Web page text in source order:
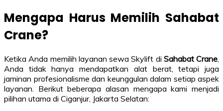
Mengapa Harus Memilih Sahabat
Crane?
Ketika Anda memilih layanan sewa Skylift di Sahabat Crane,
Anda tidak hanya mendapatkan alat berat, tetapi juga
jaminan profesionalisme dan keunggulan dalam setiap aspek
layanan. Berikut beberapa alasan mengapa kami menjadi
pilihan utama di Ciganjur, Jakarta Selatan: